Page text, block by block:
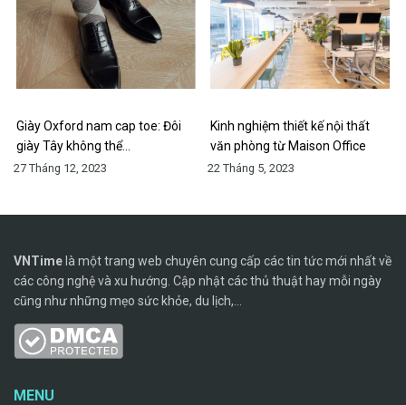
Giày Oxford nam cap toe: Đôi
giày Tây không thể…
27 Tháng 12, 2023
Kinh nghiệm thiết kế nội thất
văn phòng từ Maison Office
22 Tháng 5, 2023
VNTime là một trang web chuyên cung cấp các tin tức mới nhất về
các công nghệ và xu hướng. Cập nhật các thủ thuật hay mỗi ngày
cũng như những mẹo sức khỏe, du lịch,...
MENU